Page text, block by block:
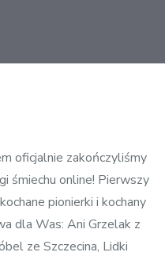
oficjalnie zakończyliśmy
śmiechu online! Pierwszy
pionierki i kochany
dla Was: Ani Grzelak z
ze Szczecina, Lidki